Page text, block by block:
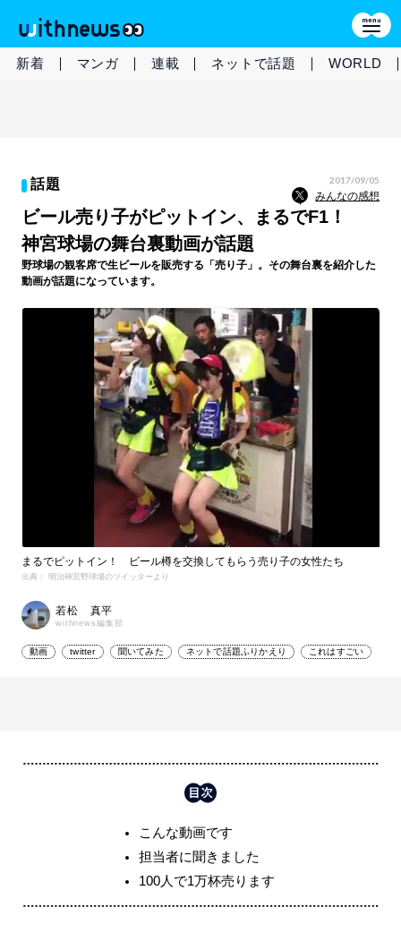
新着 マンガ 連載 ネットで話題 WORLD
話題 2017/09/05
みんなの感想
ビール売り子がピットイン、まるでF1！
神宮球場の舞台裏動画が話題
野球場の観客席で生ビールを販売する「売り子」。その舞台裏を紹介した
動画が話題になっています。
まるでピットイン！ ビール樽を交換してもらう売り子の女性たち
出典： 明治神宮野球場のツイッターより
若松 真平
withnews編集部
動画 twitter 聞いてみた ネットで話題ふりかえり これはすごい
こんな動画です
担当者に聞きました
100人で1万杯売ります